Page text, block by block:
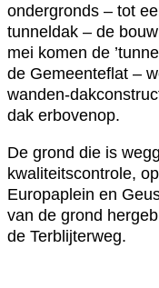
ondergronds – tot
tunneldak – de
mei komen de
de Gemeenteflat –
wanden-
dak erbovenop.
De grond die is
kwaliteitscontrole,
Europaplein en
van de grond
de Terblijterweg.